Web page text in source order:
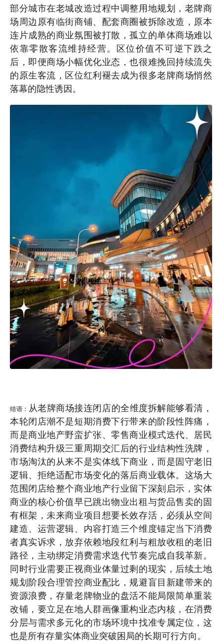
部分城市在老城改造过程中调整用地规划，老牌商
场周边原有临街商铺、配套商圈被拆除改造，原本
连片成熟的商业氛围被打散，孤立的单体商场难以
依靠零散客流维持经营。区位价值不可逆下跌之
后，即便商场小幅优化业态，也很难挽回持续流失
的原生客流，区位红利褪去成为很多老牌商场悄然
落幕的隐性诱因。
结语： 从老牌商场接连闭店的全维度拆解能够看清，
本轮闭店潮不是短期消费下行带来的阶段性阵痛，
而是商业地产野蛮扩张、零售商业模式迭代、居民
消费结构升级三重周期交汇后的行业结构性洗牌，
市场淘汰的从来不是实体线下商业，而是固守老旧
逻辑、拒绝适配市场变化的落后商业载体。这场大
范围闭店给整个商业地产行业留下深刻启示，实体
商业的核心价值早已跳出物业出租与货品售卖的固
有框架，未来商业项目想要长效存活，必须从空间
建造、运营逻辑、内容打造三个维度锚定当下消费
者真实诉求，放弃依赖地段红利与粗放收租的老旧
路径，主动绑定消费需求迭代节奏完成自我革新。
同时行业需要正视商业体量过剩的现实，后续土地
规划阶段合理管控商业配比，规避盲目新建带来的
资源浪费，存量老牌物业的盘活不能局限简单重装
改铺，要立足在地人群画像重构业态内核，在消费
分层与需求多元化的市场环境中找准专属定位，这
也是所有存量实体商业突破困局的长期可行方向。